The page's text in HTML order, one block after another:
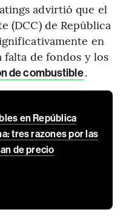
advirtió que el
(DCC) de República
en
falta de fondos y los
de combustible.
en República
tres razones por las
de precio